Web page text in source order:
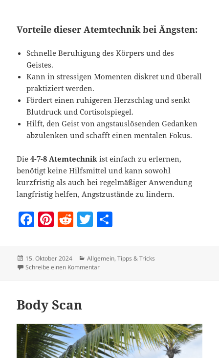
Vorteile dieser Atemtechnik bei Ängsten:
Schnelle Beruhigung des Körpers und des
Geistes.
Kann in stressigen Momenten diskret und überall
praktiziert werden.
Fördert einen ruhigeren Herzschlag und senkt
Blutdruck und Cortisolspiegel.
Hilft, den Geist von angstauslösenden Gedanken
abzulenken und schafft einen mentalen Fokus.
Die4-7-8 Atemtechnik ist einfach zu erlernen,
benötigt keine Hilfsmittel und kann sowohl
kurzfristig als auch bei regelmäßiger Anwendung
langfristig helfen, Angstzustände zu lindern.
F
c
e
o
o
k
Pi
er
es
R
d
di
T
itt
er
le
n
Veröffentlicht
am
15. Oktober 2024 Kategorien
Allgemein,Tipps & Tricks
Schreibe einen Kommentarzu Atemtechniken
Body Scan